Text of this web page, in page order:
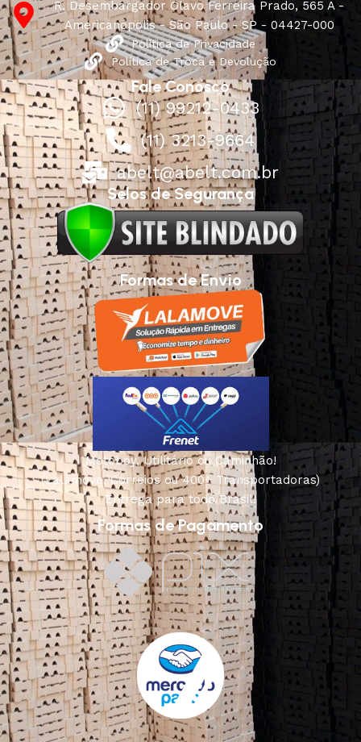
R. Desembargador Olavo Ferreira Prado, 565 A -
Americanópolis - São Paulo - SP - 04427-000
Política de Privacidade
Política de Troca e Devolução
Fale Conosco
(11) 99212-0433
(11) 3213-9664
abelt@abelt.com.br
Selos de Segurança
Formas de Envio
Motoboy, Utilitário ou Caminhão!
(Lalamove, Correios ou 400+ Transportadoras)
Entrega para todo Brasil!
Formas de Pagamento